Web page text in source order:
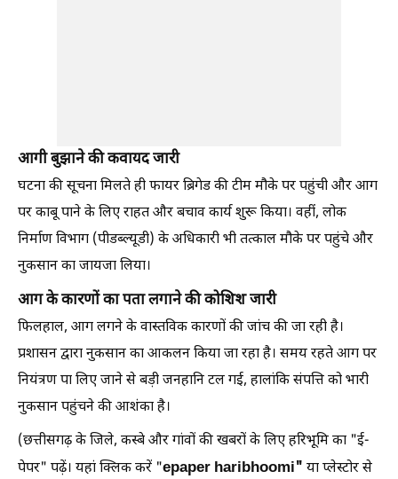
आगी बुझाने की कवायद जारी
घटना की सूचना मिलते ही फायर ब्रिगेड की टीम मौके पर पहुंची और आग
पर काबू पाने के लिए राहत और बचाव कार्य शुरू किया। वहीं, लोक
निर्माण विभाग (पीडब्ल्यूडी) के अधिकारी भी तत्काल मौके पर पहुंचे और
नुकसान का जायजा लिया।
आग के कारणों का पता लगाने की कोशिश जारी
फिलहाल, आग लगने के वास्तविक कारणों की जांच की जा रही है।
प्रशासन द्वारा नुकसान का आकलन किया जा रहा है। समय रहते आग पर
नियंत्रण पा लिए जाने से बड़ी जनहानि टल गई, हालांकि संपत्ति को भारी
नुकसान पहुंचने की आशंका है।
(छत्तीसगढ़ के जिले, कस्बे और गांवों की खबरों के लिए हरिभूमि का "ई-
पेपर" पढ़ें। यहां क्लिक करें "epaper haribhoomi" या प्लेस्टोर से